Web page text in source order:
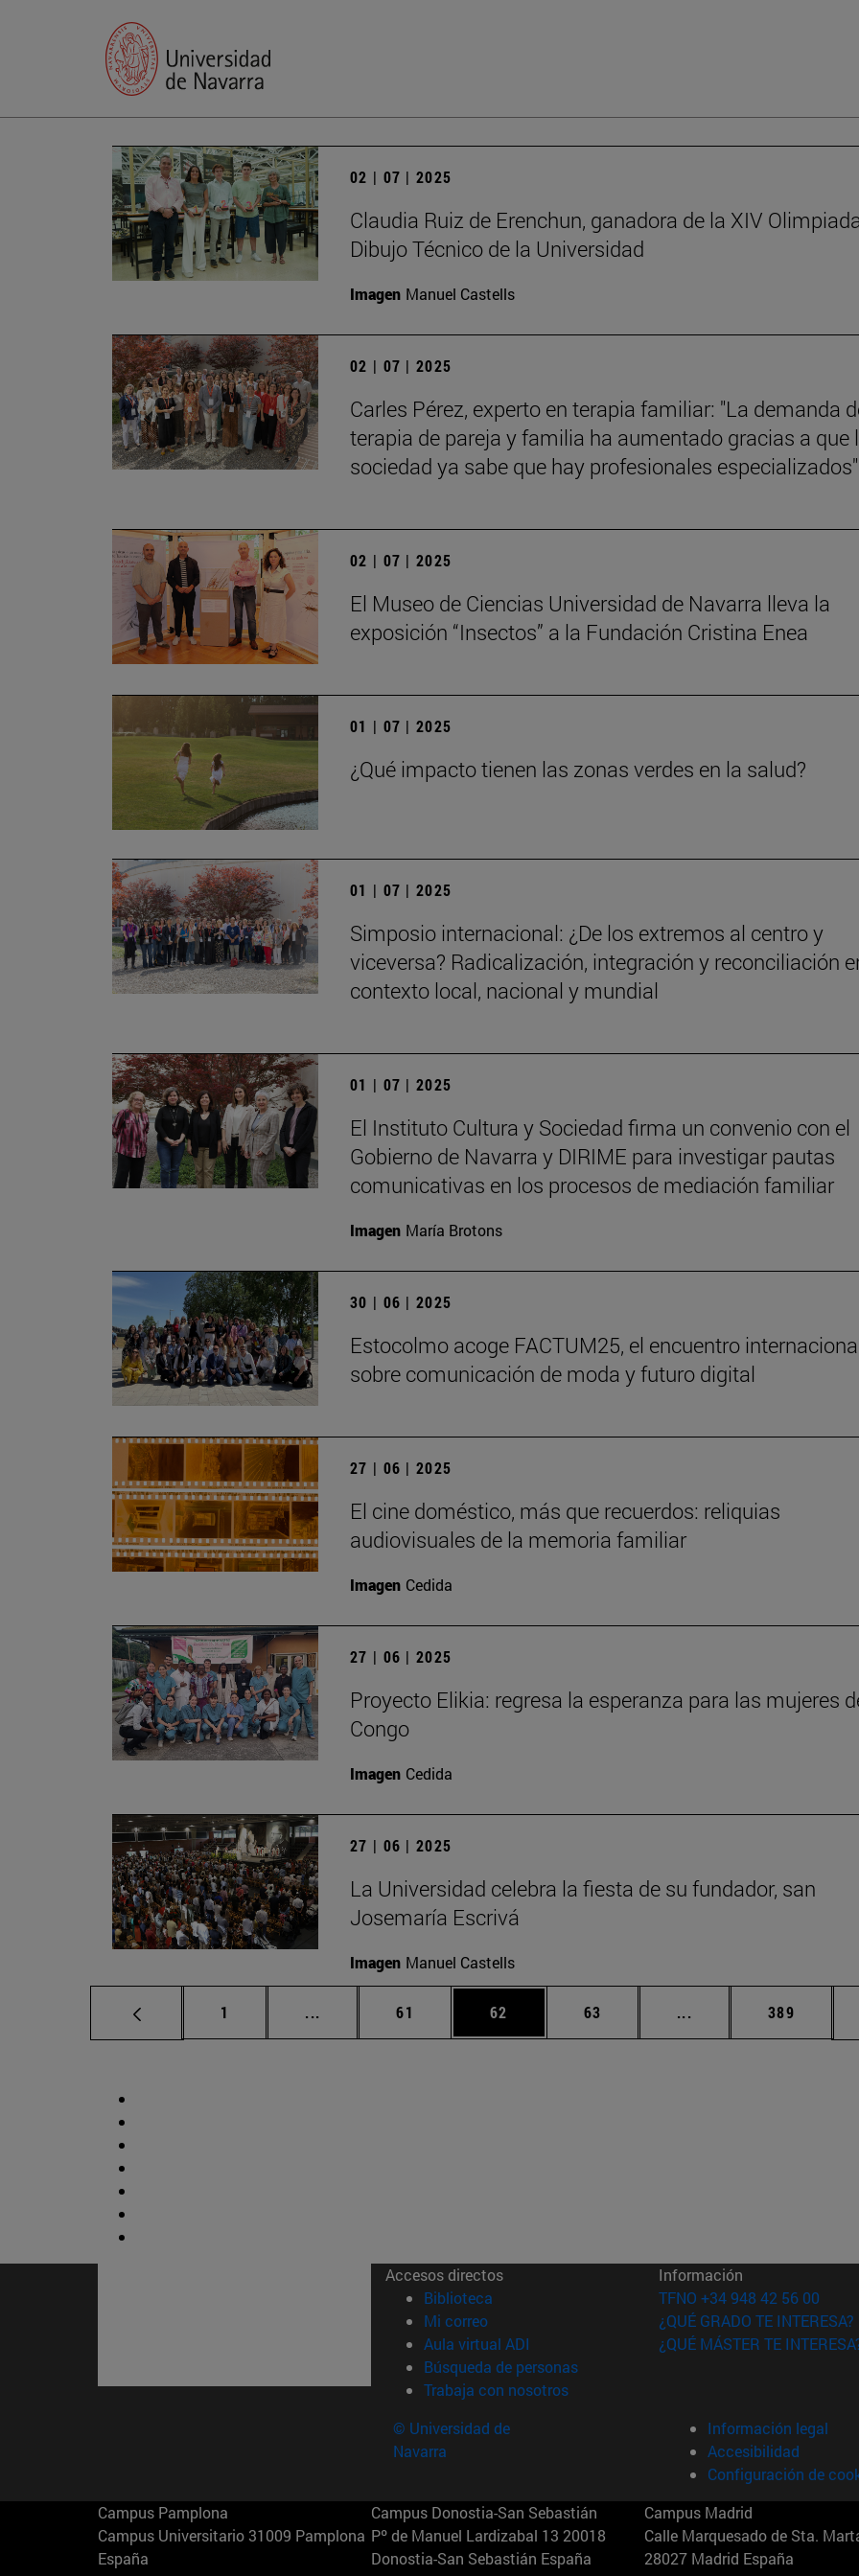
02 | 07 | 2025
Claudia Ruiz de Erenchun, ganadora de la XIV
Dibujo Técnico de la Universidad
Imagen Manuel Castells
02 | 07 | 2025
Carles Pérez, experto en terapia familiar: "La demanda
terapia de pareja y familia ha aumentado gracias a que
sociedad ya sabe que hay profesionales especializados"
02 | 07 | 2025
El Museo de Ciencias Universidad de Navarra lleva la
exposición “Insectos” a la Fundación Cristina Enea
01 | 07 | 2025
¿Qué impacto tienen las zonas verdes en la salud?
01 | 07 | 2025
Simposio internacional: ¿De los extremos al centro y
viceversa? Radicalización, integración y reconciliación
contexto local, nacional y mundial
01 | 07 | 2025
El Instituto Cultura y Sociedad firma un convenio con el
Gobierno de Navarra y DIRIME para investigar pautas
comunicativas en los procesos de mediación familiar
Imagen María Brotons
30 | 06 | 2025
Estocolmo acoge FACTUM25, el encuentro
sobre comunicación de moda y futuro digital
27 | 06 | 2025
El cine doméstico, más que recuerdos: reliquias
audiovisuales de la memoria familiar
Imagen Cedida
27 | 06 | 2025
Proyecto Elikia: regresa la esperanza para las mujeres
Congo
Imagen Cedida
27 | 06 | 2025
La Universidad celebra la fiesta de su fundador, san
Josemaría Escrivá
Imagen Manuel Castells
Página
1 ... Páginas intermedias Use TAB para desplazarse.
Página
61 Página
62 Página
63 ... Páginas intermedias
Página
389
Accesos directos
Biblioteca (abre en nueva ventana)
Mi correo(abre en nueva ventana)
Aula virtual ADI (abre en nueva ventana)
Búsqueda de personas(abre en nueva ventana)
Trabaja con nosotros(abre en nueva ventana)
Información
TFNO +34 948 42 56 00
¿QUÉ GRADO TE INTERESA?
¿QUÉ MÁSTER TE
© Universidad de
Navarra
Información legal
Accesibilidad
Configuración de
Campus Pamplona
Campus Universitario 31009 Pamplona
España
Campus Donostia-San Sebastián
Pº de Manuel Lardizabal 13 20018
Donostia-San Sebastián España
Campus Madrid
Calle Marquesado de Sta.
28027 Madrid España